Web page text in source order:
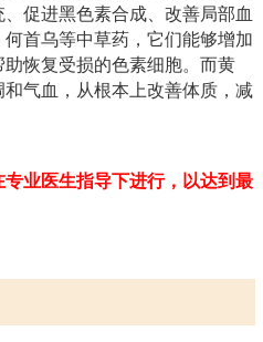
促进黑色素合成、改善局部血
首乌等中草药，它们能够增加
恢复受损的色素细胞。而黄
气血，从根本上改善体质，减
业医生指导下进行，以达到最